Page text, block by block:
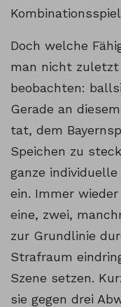
Doch welche
man nicht zuletzt
beobachten:
Gerade an
tat, dem
Speichen zu
ganze
ein. Immer
eine, zwei,
zur Grundlinie
Strafraum
Szene setzen.
sie gegen drei